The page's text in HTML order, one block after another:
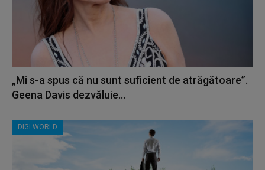
„Mi s-a spus că nu sunt suficient de atrăgătoare”.
Geena Davis dezvăluie...
DIGI WORLD